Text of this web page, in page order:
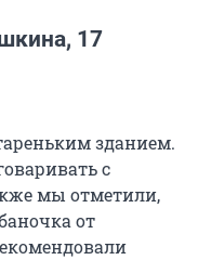
17
зданием.
с
мы отметили,
от